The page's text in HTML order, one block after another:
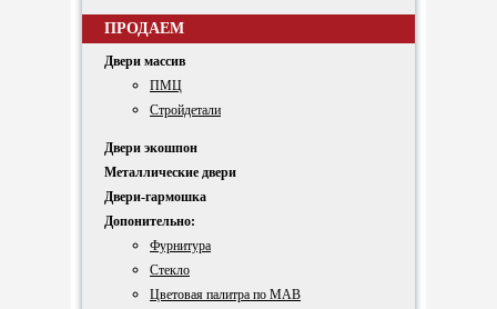
ПРОДАЕМ
Двери массив
ПМЦ
Стройдетали
Двери экошпон
Металлические двери
Двери-гармошка
Допонительно:
Фурнитура
Стекло
Цветовая палитра по МАВ